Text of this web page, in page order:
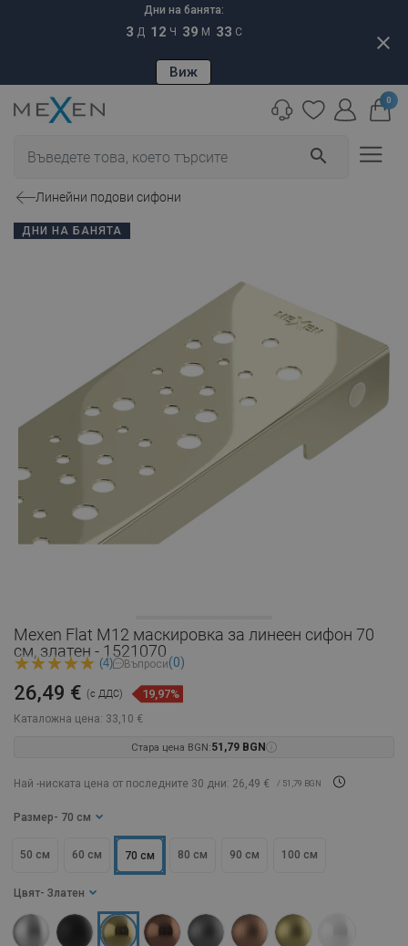
Дни на банята:
3 Д 12 Ч 39 М 32 С
Виж
close
search
0
Линейни подови сифони
ДНИ НА БАНЯТА
Mexen Flat M12 маскировка за линеен сифон 70
см, златен - 1521070
(4) Въпроси(0)
Каталожна цена: 33,10 €
26,49 € (с ДДС) 19,97%
Стара цена BGN:51,79 BGN
Най -ниската цена от последните 30 дни: 26,49 € / 51,79 BGN
Размер - 70 см
50 см 60 см 70 см 80 см 90 см 100 см
Цвят - Златен